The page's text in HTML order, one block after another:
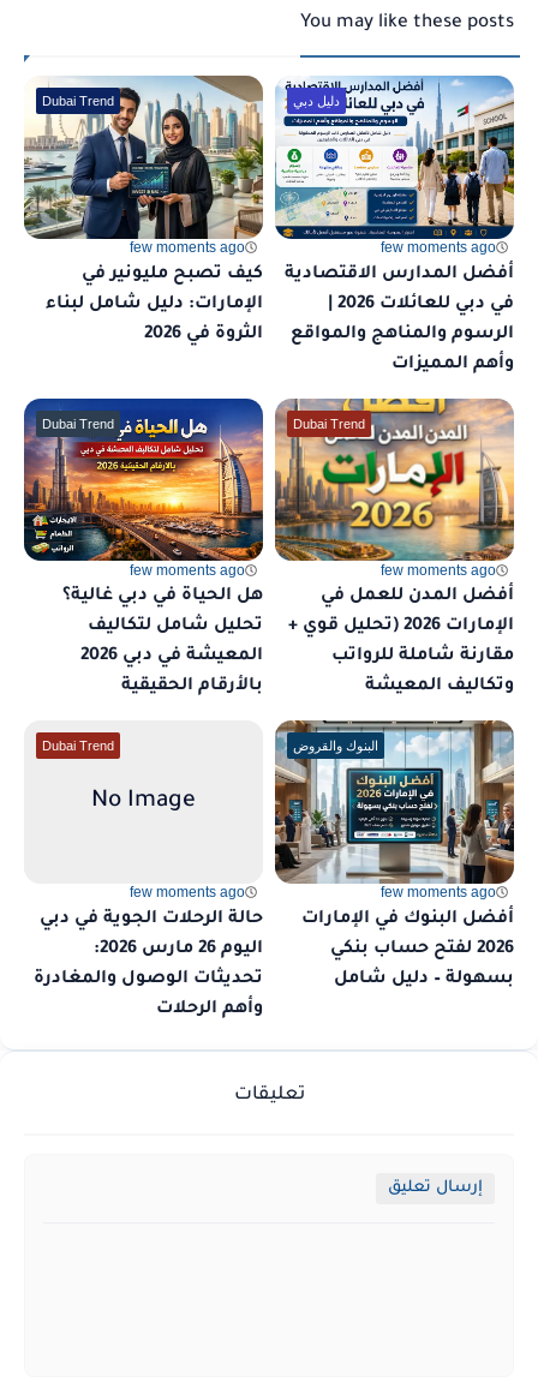
You may like these posts
دليل دبي
few moments ago
أفضل المدارس الاقتصادية
الرسوم والمناهج والمواقع
وأهم المميزات
Dubai Trend
few moments ago
كيف تصبح مليونير في
الإمارات: دليل شامل لبناء
الثروة في 2026
Dubai Trend
few moments ago
أفضل المدن للعمل في
الإمارات 2026 (تحليل قوي +
مقارنة شاملة للرواتب
وتكاليف المعيشة
Dubai Trend
few moments ago
هل الحياة في دبي غالية؟
تحليل شامل لتكاليف
المعيشة في دبي 2026
بالأرقام الحقيقية
البنوك والقروض
few moments ago
أفضل البنوك في الإمارات
2026 لفتح حساب بنكي
بسهولة – دليل شامل
Dubai Trend
few moments ago
حالة الرحلات الجوية في دبي
اليوم 26 مارس 2026:
تحديثات الوصول والمغادرة
وأهم الرحلات
تعليقات
إرسال تعليق